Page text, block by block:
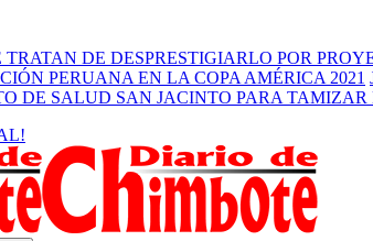
DE DESPRESTIGIARLO POR
PERUANA EN LA COPA AMÉRICA 2021
DE SALUD SAN JACINTO PARA TAMIZAR